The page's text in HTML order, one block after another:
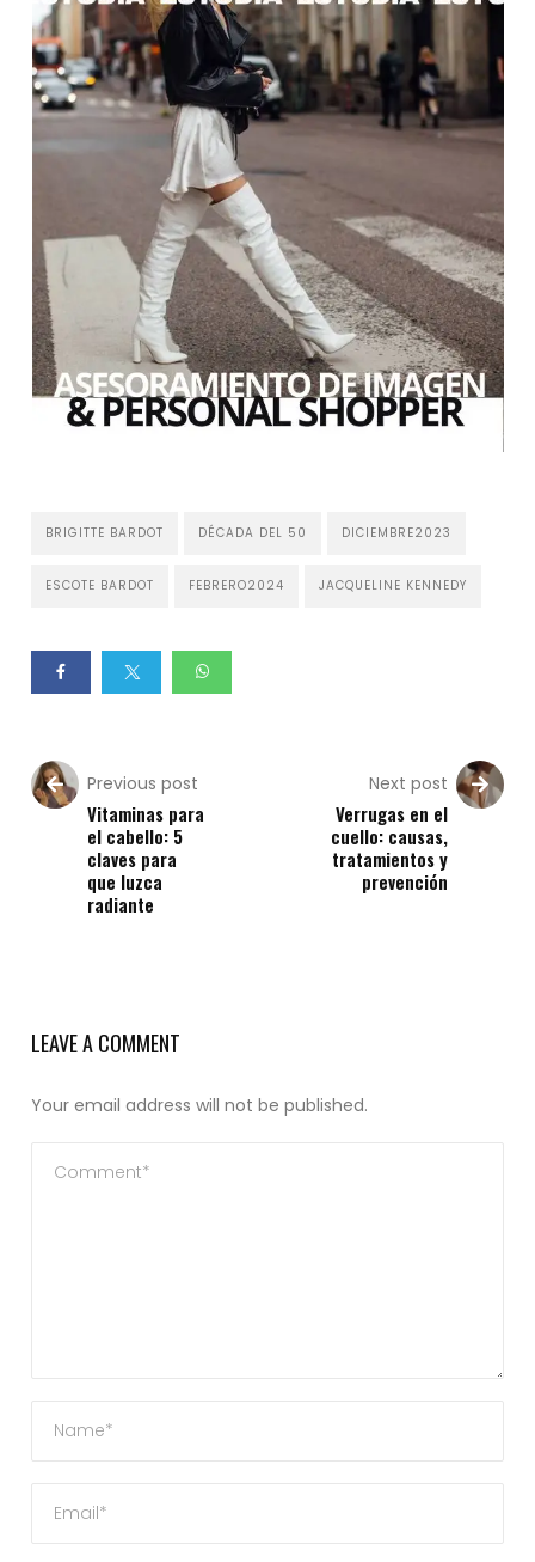
BRIGITTE BARDOT DÉCADA DEL 50 DICIEMBRE2023
ESCOTE BARDOT FEBRERO2024 JACQUELINE KENNEDY
Previous post
Vitaminas para
el cabello: 5
claves para
que luzca
radiante
Next post
Verrugas en el
cuello: causas,
tratamientos y
prevención
LEAVE A COMMENT
Your email address will not be published.